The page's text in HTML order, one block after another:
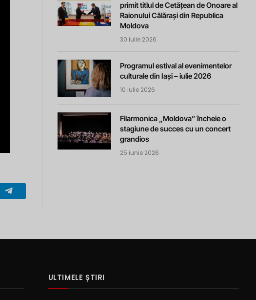
Telegram
primit titlul de Cetățean de Onoare al
Raionului Călărași din Republica
Moldova
30 iulie 2026
Programul estival al evenimentelor
culturale din Iași – iulie 2026
10 iulie 2026
Filarmonica „Moldova” încheie o
stagiune de succes cu un concert
grandios
25 iunie 2026
ULTIMELE ȘTIRI